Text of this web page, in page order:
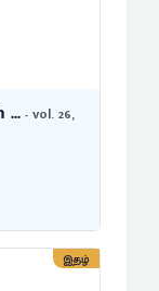
- vol. 26,
இதழ்